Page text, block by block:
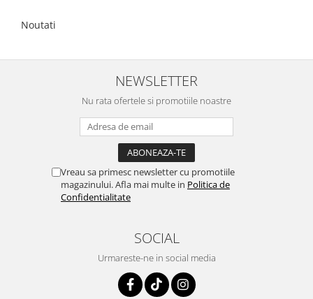
Noutati
NEWSLETTER
Nu rata ofertele si promotiile noastre
Vreau sa primesc newsletter cu promotiile
magazinului. Afla mai multe in Politica de
Confidentialitate
SOCIAL
Urmareste-ne in social media